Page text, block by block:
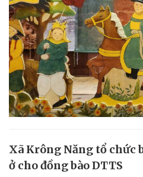
Xã Krông Năng tổ chức
ở cho đồng bào DTTS